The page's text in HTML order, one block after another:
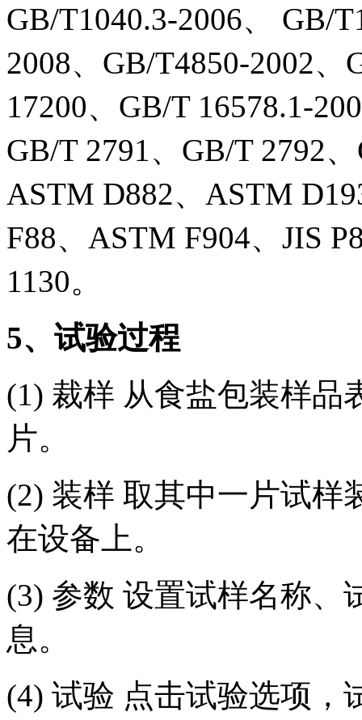
GB/T1040.3-2006、 GB/
2008、GB/T4850-2002、
17200、GB/T 16578.1-
GB/T 2791、GB/T 2792
ASTM D882、ASTM
F88、ASTM F904、JIS
1130。
5、试验过程
(1) 裁样 从食盐包装样品
片。
(2) 装样 取其中一片试样
在设备上。
(3) 参数 设置试样名称、
息。
(4) 试验 点击试验选项，